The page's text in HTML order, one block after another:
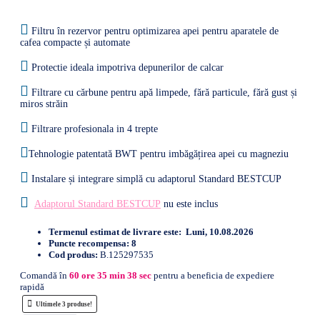
Filtru în rezervor pentru optimizarea apei pentru aparatele de
cafea compacte și automate
Protectie ideala impotriva depunerilor de calcar
Filtrare cu cărbune pentru apă limpede, fără particule, fără gust și
miros străin
Filtrare profesionala in 4 trepte
Tehnologie patentată BWT pentru imbăgățirea apei cu magneziu
Instalare și integrare simplă cu adaptorul Standard BESTCUP
Adaptorul Standard BESTCUP nu este inclus
Termenul estimat de livrare este: Luni, 10.08.2026
Puncte recompensa: 8
Cod produs: B.125297535
Comandă în 60 ore 35 min 37 sec pentru a beneficia de expediere
rapidă
Ultimele 3 produse!